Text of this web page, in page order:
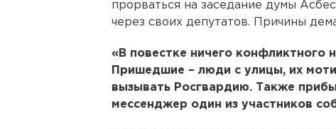
прорваться на заседание думы
через своих депутатов. Причины
«В повестке ничего конфликтного
Пришедшие – люди с улицы, их
вызывать Росгвардию. Также
мессенджер один из участников